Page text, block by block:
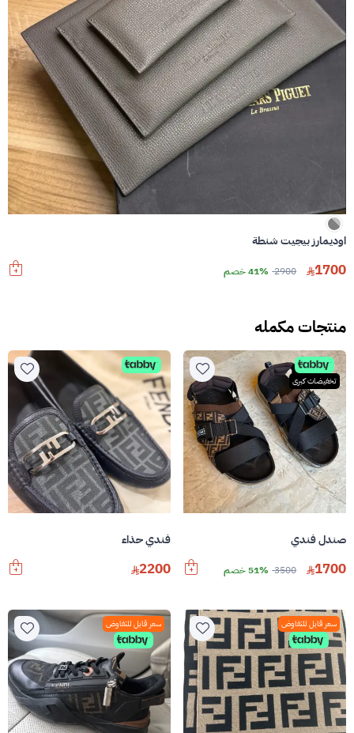
اوديمارز بيجيت شنطة
1700
2900 41% خصم
منتجات مكمله
تخفيضات كبرى
صندل فندي
1700
3500 51% خصم
فندي حذاء
2200
سعر قابل للتفاوض سعر قابل للتفاوض